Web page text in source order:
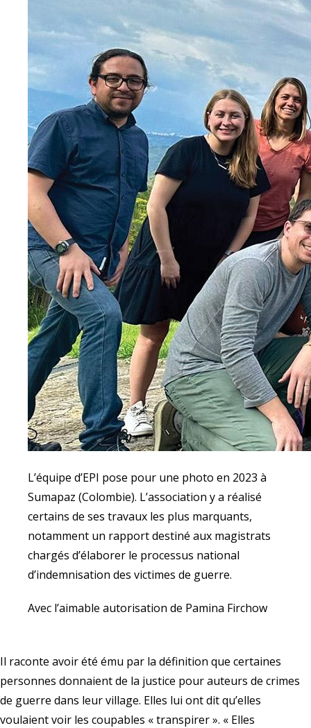
L’équipe d’EPI pose pour une photo en 2023 à
Sumapaz (Colombie). L’association y a réalisé
certains de ses travaux les plus marquants,
notamment un rapport destiné aux magistrats
chargés d’élaborer le processus national
d’indemnisation des victimes de guerre.
Avec l’aimable autorisation de Pamina Firchow
Il raconte avoir été ému par la définition que certaines
personnes donnaient de la justice pour auteurs de crimes
de guerre dans leur village. Elles lui ont dit qu’elles
voulaient voir les coupables « transpirer ». « Elles